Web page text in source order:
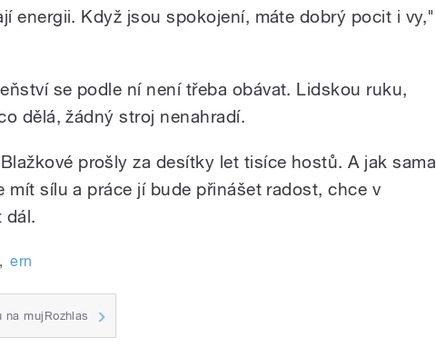
energii. Když jsou spokojení, máte dobrý pocit i vy,"
se podle ní není třeba obávat. Lidskou ruku,
dělá, žádný stroj nenahradí.
prošly za desítky let tisíce hostů. A jak sama
mít sílu a práce jí bude přinášet radost, chce v
dál.
, ern
mujRozhlas